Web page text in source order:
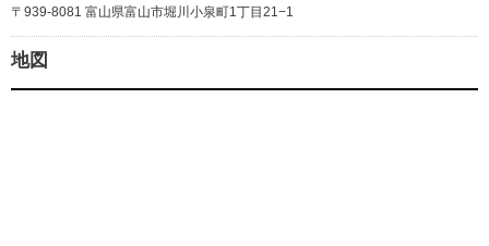
〒939-8081 富山県富山市堀川小泉町1丁目21−1
地図